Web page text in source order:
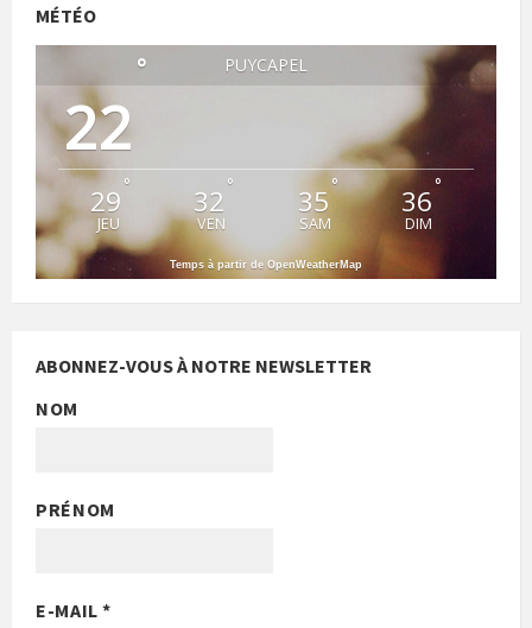
MÉTÉO
PUYCAPEL
22
°
29 °
JEU
32 °
VEN
35°
SAM
36°
DIM
Temps à partir de OpenWeatherMap
ABONNEZ-VOUS À NOTRE NEWSLETTER
NOM
PRÉNOM
E-MAIL*